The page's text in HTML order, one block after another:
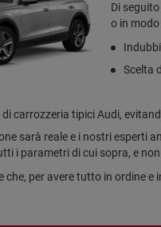
Di
o in
Scelta
di carrozzeria tipici Audi,
sarà reale e i nostri esperti
i parametri di cui sopra, e
che, per avere tutto in ordine